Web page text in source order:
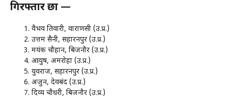
गिरफ्तार छात्र —
वैभव तिवारी, वाराणसी (उ.प्र.)
उत्तम सैनी, सहारनपुर (उ.प्र.)
मयंक चौहान, बिजनौर (उ.प्र.)
आयुष, अमरोहा (उ.प्र.)
युवराज, सहारनपुर (उ.प्र.)
अर्जुन, देवबंद (उ.प्र.)
दिव्य चौधरी, बिजनौर (उ.प्र.)